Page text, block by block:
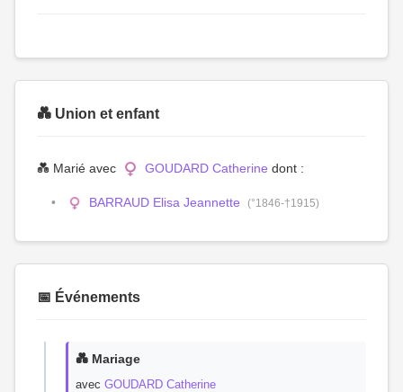
💑 Union et enfant
💑 Marié avec GOUDARD Catherine dont :
BARRAUD Elisa Jeannette (°1846-†1915)
📅 Événements
💑 Mariage
avec GOUDARD Catherine